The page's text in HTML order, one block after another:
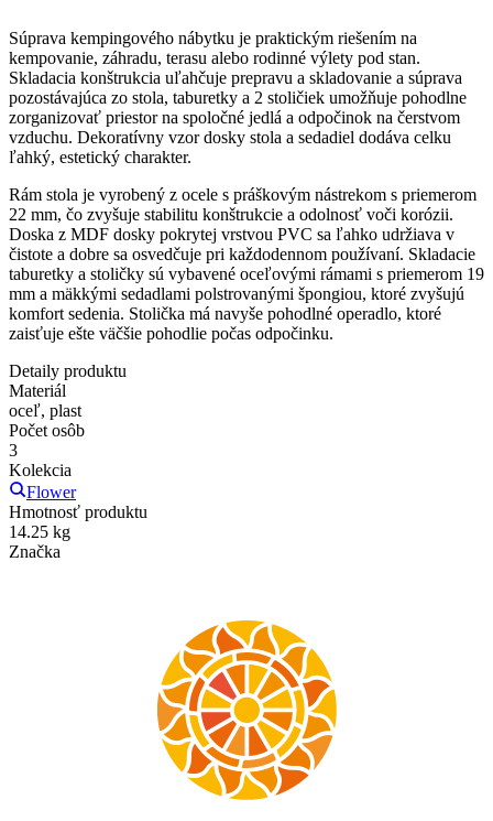
Súprava kempingového nábytku je praktickým riešením na
kempovanie, záhradu, terasu alebo rodinné výlety pod stan.
Skladacia konštrukcia uľahčuje prepravu a skladovanie a súprava
pozostávajúca zo stola, taburetky a 2 stoličiek umožňuje pohodlne
zorganizovať priestor na spoločné jedlá a odpočinok na čerstvom
vzduchu. Dekoratívny vzor dosky stola a sedadiel dodáva celku
ľahký, estetický charakter.
Rám stola je vyrobený z ocele s práškovým nástrekom s priemerom
22 mm, čo zvyšuje stabilitu konštrukcie a odolnosť voči korózii.
Doska z MDF dosky pokrytej vrstvou PVC sa ľahko udržiava v
čistote a dobre sa osvedčuje pri každodennom používaní. Skladacie
taburetky a stoličky sú vybavené oceľovými rámami s priemerom 19
mm a mäkkými sedadlami polstrovanými špongiou, ktoré zvyšujú
komfort sedenia. Stolička má navyše pohodlné operadlo, ktoré
zaisťuje ešte väčšie pohodlie počas odpočinku.
Detaily produktu
Materiál
oceľ, plast
Počet osôb
3
Kolekcia
Flower
Hmotnosť produktu
14.25 kg
Značka